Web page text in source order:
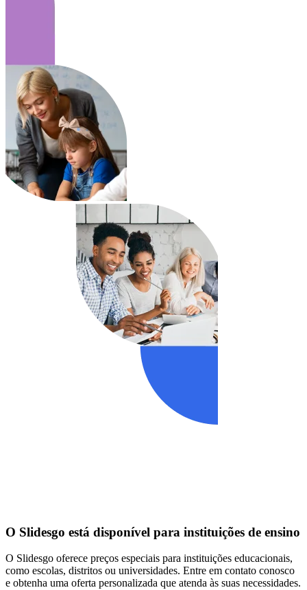
O Slidesgo está disponível para instituições de ensino
O Slidesgo oferece preços especiais para instituições educacionais,
como escolas, distritos ou universidades. Entre em contato conosco
e obtenha uma oferta personalizada que atenda às suas necessidades.